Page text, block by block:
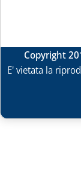
Copyright
E' vietata la